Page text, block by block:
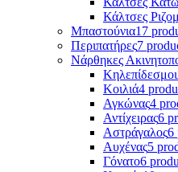
Κάλτσες
Μπαστούνια17
Περιπατήρες7
Νάρθηκες
Κηλεπίδεσμοι
Κοιλιά4
Αγκώνας4
Αντίχειρας6
Αστράγαλος6
Αυχένας5
Γόνατο6